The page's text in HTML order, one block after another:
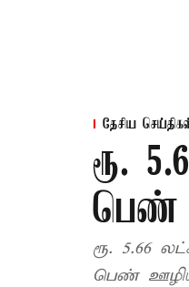
தேசிய
ரூ.
பெண்
ரூ. 5.66
பெண்